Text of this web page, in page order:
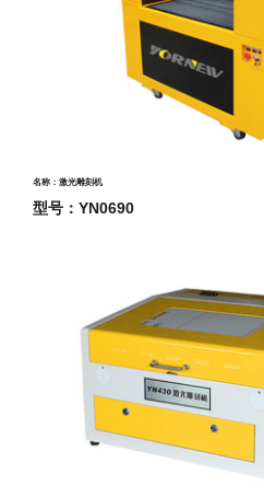
名称：激光雕刻机
型号：YN0690